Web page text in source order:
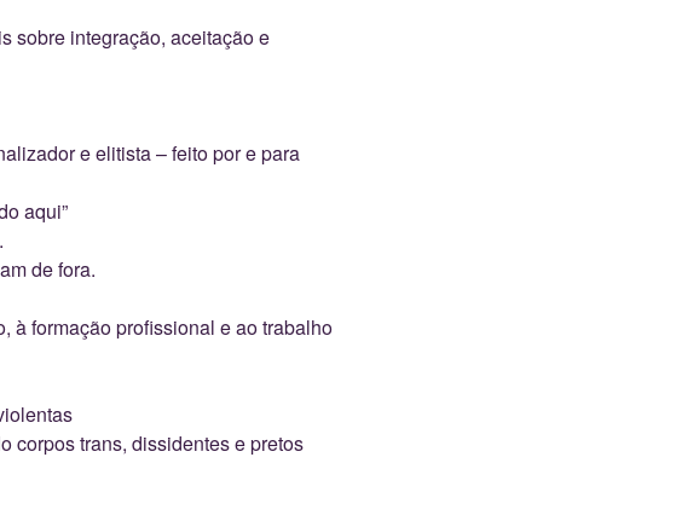
sobre integração, aceitação e
e elitista – feito por e para
aqui”
de fora.
à formação profissional e ao trabalho
corpos trans, dissidentes e pretos